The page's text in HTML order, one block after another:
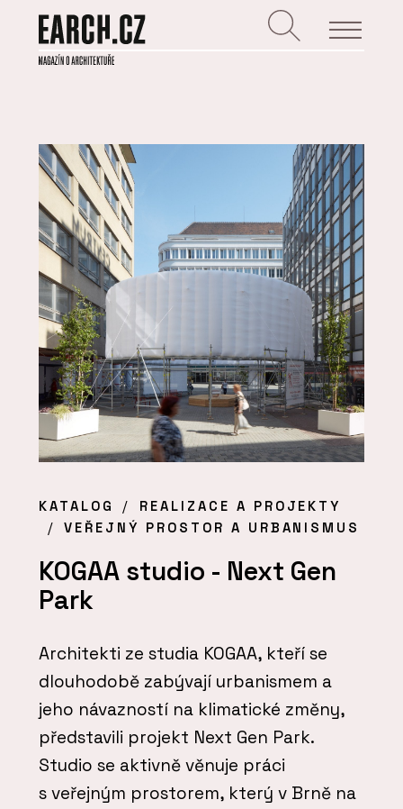
KATALOG
REALIZACE A PROJEKTY
VEŘEJNÝ PROSTOR A URBANISMUS
KOGAA studio - Next Gen
Park
Architekti ze studia KOGAA, kteří se
dlouhodobě zabývají urbanismem a
jeho návazností na klimatické změny,
představili projekt Next Gen Park.
Studio se aktivně věnuje práci
s veřejným prostorem, který v Brně na